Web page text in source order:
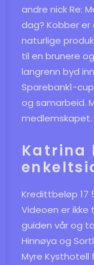
andre nick Re:
dag? Kobber
naturlige
til en brunere
langrenn byd
Sparebank1-
og samarbeid.
medlemskapet.
Katrina
Kredittbeløp 17
Videoen er ikke
guiden vår og
Hinnøya og
Myre Kysthotell